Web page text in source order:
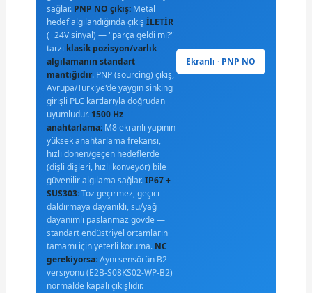
sağlar. PNP NO çıkış: Metal
hedef algılandığında çıkış İLETİR
(+24V sinyal) — "parça geldi mi?"
tarzı klasik pozisyon/varlık
algılamanın standart
mantığıdır. PNP (sourcing) çıkış,
Avrupa/Türkiye'de yaygın sinking
girişli PLC kartlarıyla doğrudan
uyumludur. 1500 Hz
anahtarlama: M8 ekranlı yapının
yüksek anahtarlama frekansı,
hızlı dönen/geçen hedeflerde
(dişli dişleri, hızlı konveyör) bile
güvenilir algılama sağlar.IP67 +
SUS303:Toz geçirmez, geçici
daldırmaya dayanıklı, su/yağ
dayanımlı paslanmaz gövde —
standart endüstriyel ortamların
tamamı için yeterli koruma. NC
gerekiyorsa:Aynı sensörün B2
versiyonu (E2B-S08KS02-WP-B2)
normalde kapalı çıkışlıdır.
Ekranlı · PNP NO